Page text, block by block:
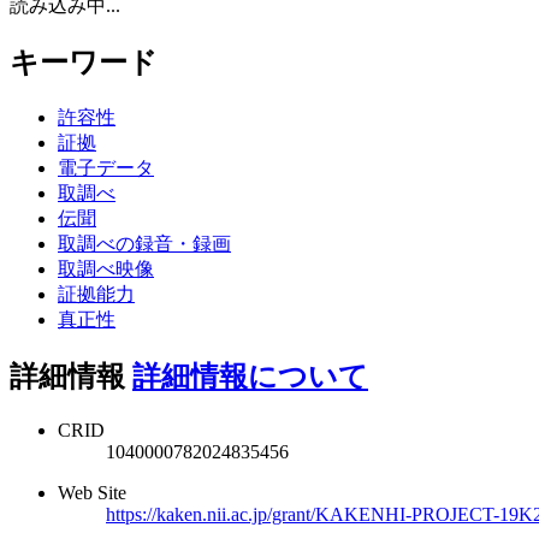
読み込み中...
キーワード
許容性
証拠
電子データ
取調べ
伝聞
取調べの録音・録画
取調べ映像
証拠能力
真正性
詳細情報 詳細情報について
CRID
1040000782024835456
Web Site
https://kaken.nii.ac.jp/grant/KAKENHI-PROJECT-